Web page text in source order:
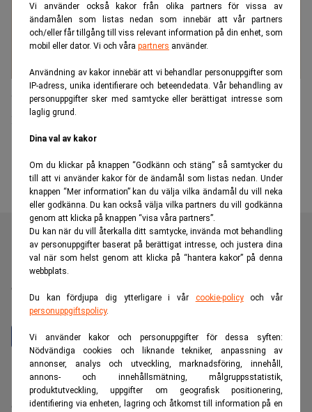
Vi använder också kakor från olika partners för vissa av
ändamålen som listas nedan som innebär att vår partners
och/eller får tillgång till viss relevant information på din enhet, som
mobil eller dator. Vi och våra partners använder.
Användning av kakor innebär att vi behandlar personuppgifter som
IP-adress, unika identifierare och beteendedata. Vår behandling av
personuppgifter sker med samtycke eller berättigat intresse som
laglig grund.
Dina val av kakor
Om du klickar på knappen “Godkänn och stäng” så samtycker du
till att vi använder kakor för de ändamål som listas nedan. Under
knappen “Mer information” kan du välja vilka ändamål du vill neka
eller godkänna. Du kan också välja vilka partners du vill godkänna
genom att klicka på knappen “visa våra partners”.
Du kan när du vill återkalla ditt samtycke, invända mot behandling
av personuppgifter baserat på berättigat intresse, och justera dina
val när som helst genom att klicka på “hantera kakor” på denna
webbplats.
Du kan fördjupa dig ytterligare i vår cookie-policyoch vår
personuppgiftspolicy.
Vi använder kakor och personuppgifter för dessa syften:
Nödvändiga cookies och liknande tekniker, anpassning av
annonser, analys och utveckling, marknadsföring, innehåll,
annons- och innehållsmätning, målgruppsstatistik,
produktutveckling, uppgifter om geografisk positionering,
identifiering via enheten, lagring och åtkomst till information på en
Genova utser Henrik Zetterström till
ny finanschef
Realtid är en oberoende och kostnadsfri nyhetskanal för
dig som vill fördjupa dig inom finans- och
näringslivsnyheter.
Hantera prenumeration
Integritetspolicy för personuppgifter
Cookiepolicy